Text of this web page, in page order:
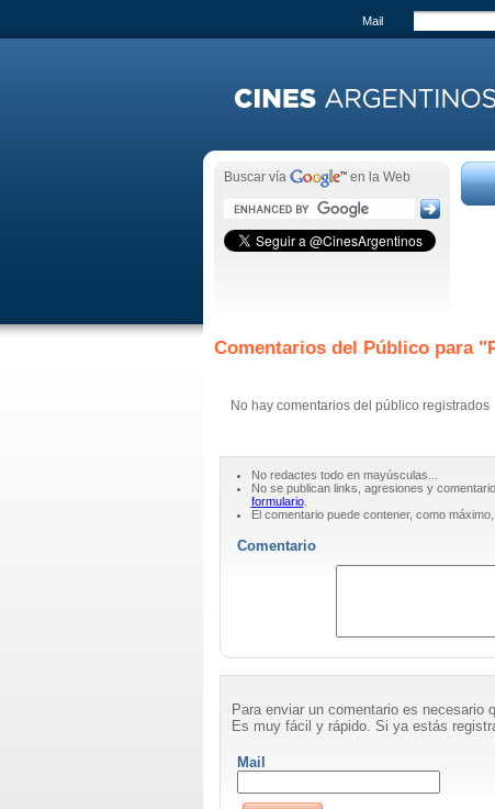
Mail
Buscar vía en la Web
Comentarios del Público para "
No hay comentarios del público registrados
No redactes todo en mayúsculas...
No se publican links, agresiones y
formulario.
El comentario puede contener, como
Comentario
Para enviar un comentario es necesario
Es muy fácil y rápido. Si ya estás
Mail